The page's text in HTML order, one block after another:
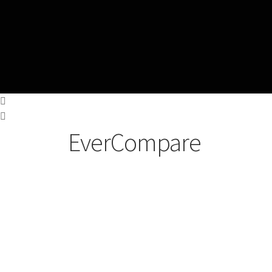
EverCompare